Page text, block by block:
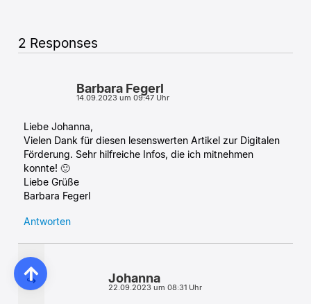
2 Responses
Barbara Fegerl
14.09.2023 um 09:47 Uhr
Liebe Johanna,
Vielen Dank für diesen lesenswerten Artikel zur Digitalen
Förderung. Sehr hilfreiche Infos, die ich mitnehmen
konnte! 🙂
Liebe Grüße
Barbara Fegerl
Antworten
Johanna
22.09.2023 um 08:31 Uhr